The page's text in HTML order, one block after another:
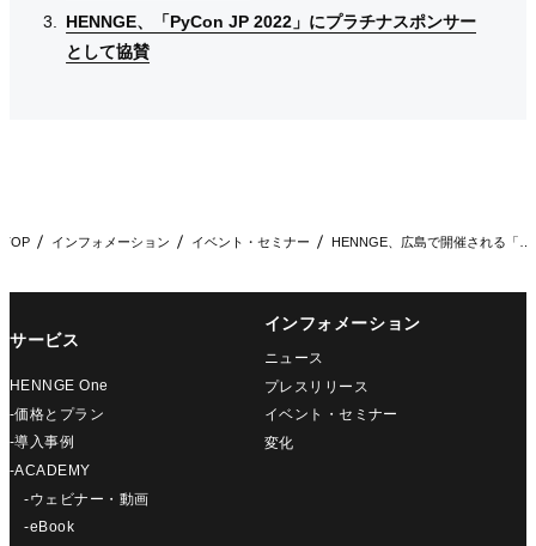
HENNGE、「PyCon JP 2022」にプラチナスポンサー
として協賛
HENNGE、「PyCon JP 2022」にプラチナスポンサー
として協賛
HENNGE、「PyCon JP 2022」にプラチナスポンサー
として協賛
TOP インフォメーション イベント・セミナー
サービス
HENNGE One
-価格とプラン
-導入事例
-ACADEMY
-ウェビナー・動画
-eBook
インフォメーション
ニュース
プレスリリース
イベント・セミナー
変化